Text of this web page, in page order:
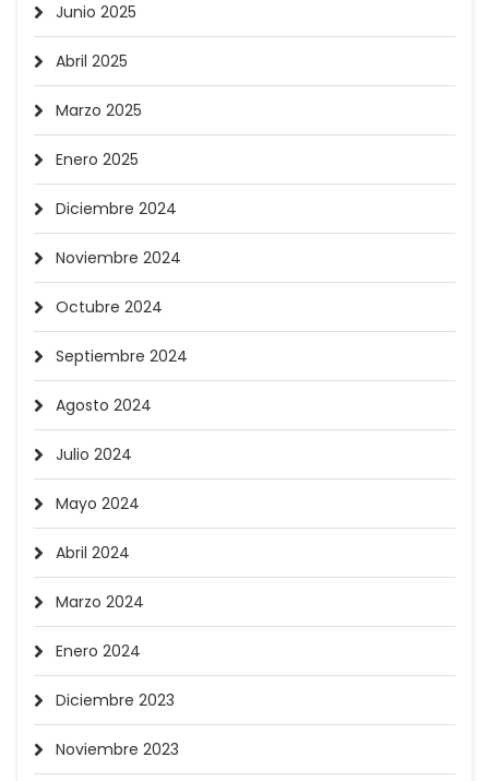
Junio 2025
Abril 2025
Marzo 2025
Enero 2025
Diciembre 2024
Noviembre 2024
Octubre 2024
Septiembre 2024
Agosto 2024
Julio 2024
Mayo 2024
Abril 2024
Marzo 2024
Enero 2024
Diciembre 2023
Noviembre 2023